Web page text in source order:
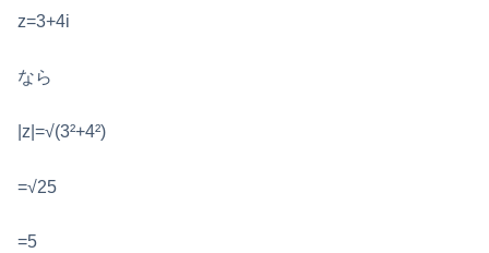
z=3+4i
なら
|z|=√(3²+4²)
=√25
=5